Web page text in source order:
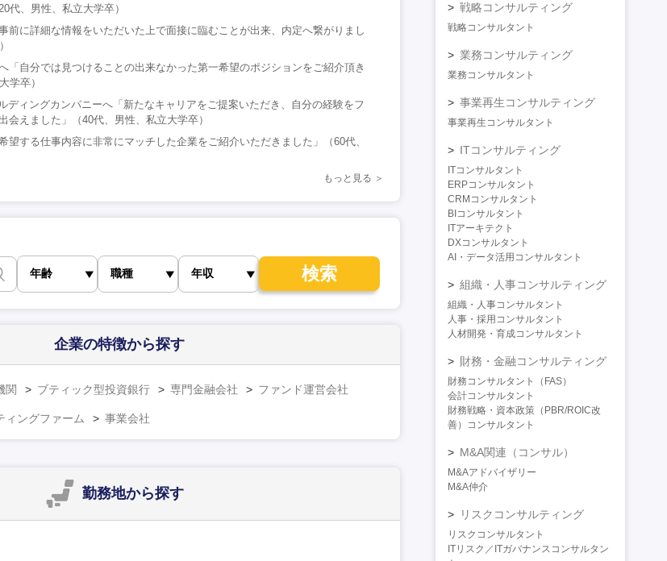
代、男性、私立大学卒）
前に詳細な情報をいただいた上で面接に臨むことが出来、内定へ繋がりまし
「自分では見つけることの出来なかった第一希望のポジションをご紹介頂き
学卒）
ディングカンパニーへ「新たなキャリアをご提案いただき、自分の経験をフ
会えました」（40代、男性、私立大学卒）
望する仕事内容に非常にマッチした企業をご紹介いただきました」（60代、
もっと見る
検索
企業の特徴から探す
関 ブティック型投資銀行 専門金融会社 ファンド運営会社
ィングファーム 事業会社
勤務地から探す
戦略コンサルティング
戦略コンサルタント
業務コンサルティング
業務コンサルタント
事業再生コンサルティング
事業再生コンサルタント
ITコンサルティング
ITコンサルタント
ERPコンサルタント
CRMコンサルタント
BIコンサルタント
ITアーキテクト
DXコンサルタント
AI・データ活用コンサルタント
組織・人事コンサルティング
組織・人事コンサルタント
人事・採用コンサルタント
人材開発・育成コンサルタント
財務・金融コンサルティング
財務コンサルタント（FAS）
会計コンサルタント
財務戦略・資本政策（PBR/ROIC改
善）コンサルタント
M&A関連（コンサル）
M&Aアドバイザリー
M&A仲介
リスクコンサルティング
リスクコンサルタント
ITリスク／ITガバナンスコンサルタン